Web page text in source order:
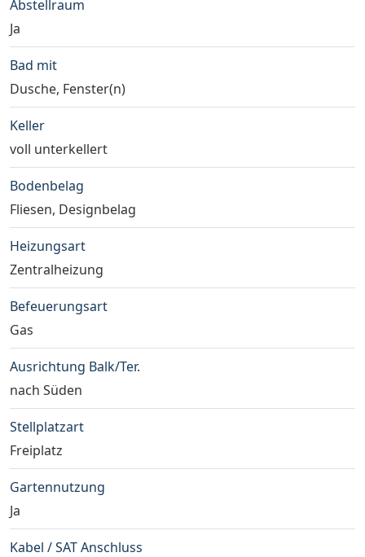
Abstellraum
Ja
Bad mit
Dusche, Fenster(n)
Keller
voll unterkellert
Bodenbelag
Fliesen, Designbelag
Heizungsart
Zentralheizung
Befeuerungsart
Gas
Ausrichtung Balk/Ter.
nach Süden
Stellplatzart
Freiplatz
Gartennutzung
Ja
Kabel / SAT Anschluss